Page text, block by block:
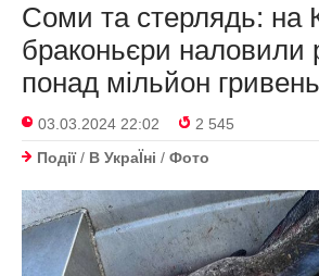
Соми та стерлядь: на
браконьєри наловили
понад мільйон
03.03.2024 22:02
2 545
Події/ В УкраЇнi / Фото